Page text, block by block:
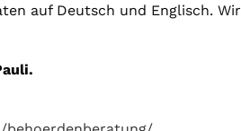
auf Deutsch und Englisch. Wir